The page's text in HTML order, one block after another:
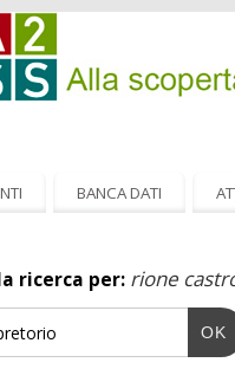
BANCA DATI
ricerca per: rione
OK